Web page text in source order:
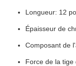
Longueur: 12
Épaisseur de
Composant de
Force de la tige